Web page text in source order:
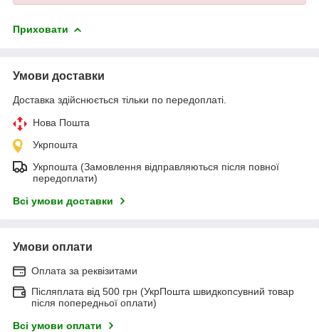
Приховати
Умови доставки
Доставка здійснюється тільки по передоплаті.
Нова Пошта
Укрпошта
Укрпошта (Замовлення відправляються після повної
передоплати)
Всі умови доставки
Умови оплати
Оплата за реквізитами
Післяплата від 500 грн (УкрПошта швидкопсувний товар
після попередньої оплати)
Всі умови оплати